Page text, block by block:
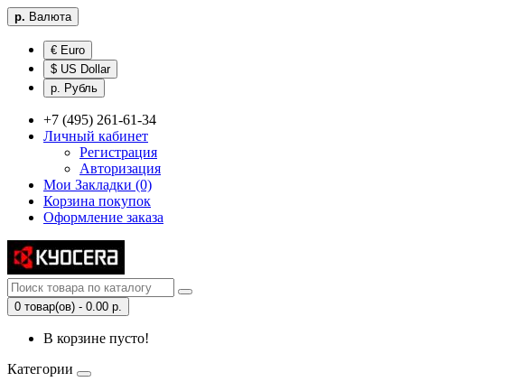
р. Валюта
€ Euro
$ US Dollar
р. Рубль
+7 (495) 261-61-34
Личный кабинет
Регистрация
Авторизация
Мои Закладки (0)
Корзина покупок
Оформление заказа
0 товар(ов) - 0.00 р.
В корзине пусто!
Категории